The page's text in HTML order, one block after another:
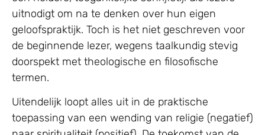
uitnodigt om na te denken over hun eigen
geloofspraktijk. Toch is het niet geschreven voor
de beginnende lezer, wegens taalkundig stevig
doorspekt met theologische en filosofische
termen.
Uitendelijk loopt alles uit in de praktische
toepassing van een wending van religie (negatief)